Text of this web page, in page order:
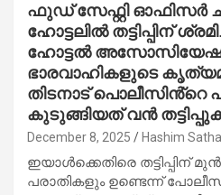
ഫുഡ് സേഫ്റ്റി ഓഫിസർ
ഹോട്ടലിൽ തട്ടിപ്പിന്
ഹോട്ടൽ അസോസിയേഷൻ
ഭാരവാഹികളുടെ
തിടനാട് പൊലീസിൻ്റെ
കുടുങ്ങിയത് വൻ
December 8, 2025 Hashim
ഇയാൾക്കെതിരെ
പരാതികളും ഉണ്ടെന്ന്